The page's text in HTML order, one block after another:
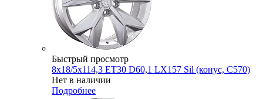
Быстрый просмотр
8x18/5x114,3 ET30 D60,1 LX157 Sil (конус, C570)
Нет в наличии
Подробнее